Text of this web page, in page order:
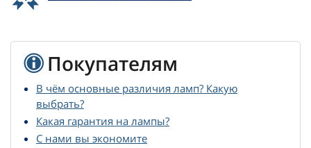
Покупателям
В чём основные различия ламп? Какую
выбрать?
Какая гарантия на лампы?
С нами вы экономите